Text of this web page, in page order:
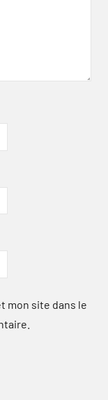
mon site dans le